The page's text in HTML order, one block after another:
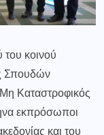
κοινού
Σπουδών
Καταστροφικός
εκπρόσωποι
και του